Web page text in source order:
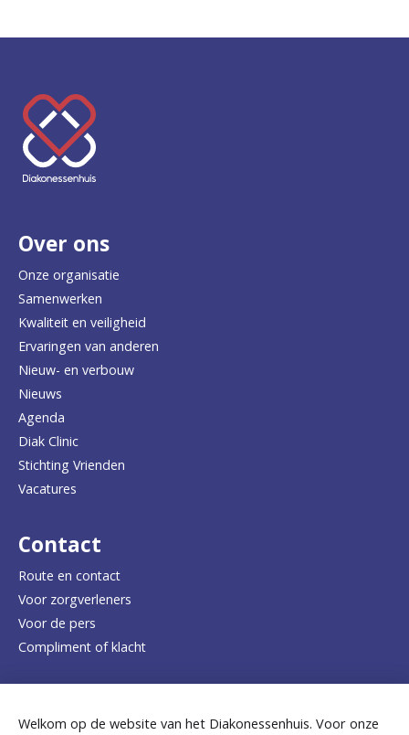
Welkom op de website van het Diakonessenhuis. Voor onze
K
e
e
t
e
r
u
g
n
a
a
d
e
h
o
Over ons
Onze organisatie
Samenwerken
Kwaliteit en veiligheid
Ervaringen van anderen
Nieuw- en verbouw
Nieuws
Agenda
Diak Clinic
Stichting Vrienden
Vacatures
Contact
Route en contact
Voor zorgverleners
Voor de pers
Compliment of klacht
Dicht bij jou